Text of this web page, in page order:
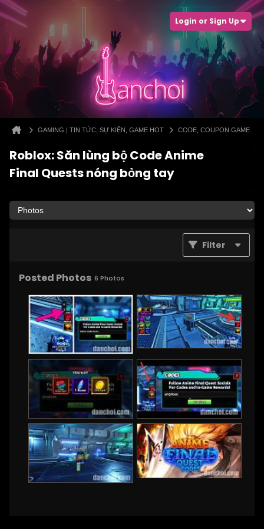
Login or Sign Up
GAMING | TIN TỨC, SỰ KIỆN, GAME HOT CODE, COUPON GAME
Roblox: Săn lùng bộ Code Anime
Final Quests nóng bỏng tay
Filter
Posted Photos 6 Photos